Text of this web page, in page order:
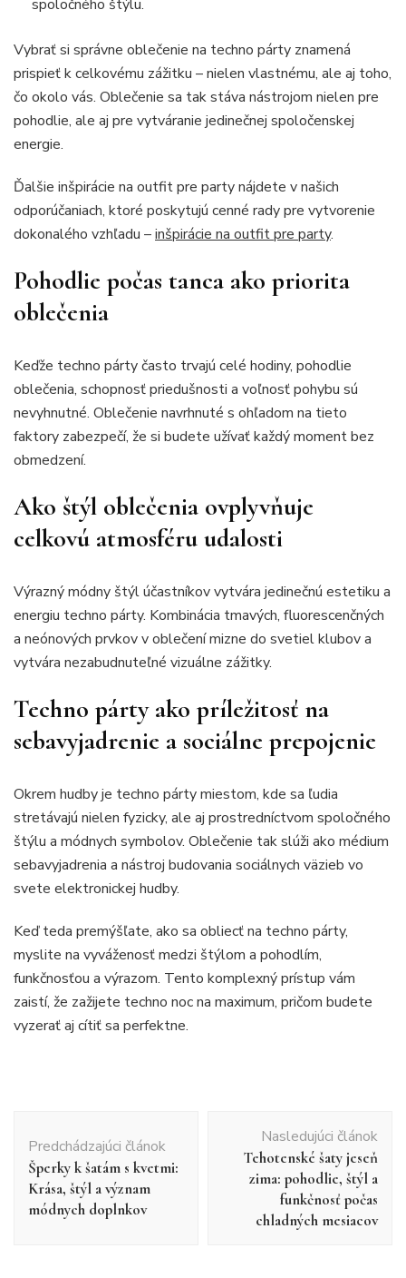
spoločného štýlu.
Vybrať si správne oblečenie na techno párty znamená
prispieť k celkovému zážitku – nielen vlastnému, ale aj toho,
čo okolo vás. Oblečenie sa tak stáva nástrojom nielen pre
pohodlie, ale aj pre vytváranie jedinečnej spoločenskej
energie.
Ďalšie inšpirácie na outfit pre party nájdete v našich
odporúčaniach, ktoré poskytujú cenné rady pre vytvorenie
dokonalého vzhľadu –inšpirácie na outfit pre party.
Pohodlie počas tanca ako priorita
oblečenia
Keďže techno párty často trvajú celé hodiny, pohodlie
oblečenia, schopnosť priedušnosti a voľnosť pohybu sú
nevyhnutné. Oblečenie navrhnuté s ohľadom na tieto
faktory zabezpečí, že si budete užívať každý moment bez
obmedzení.
Ako štýl oblečenia ovplyvňuje
celkovú atmosféru udalosti
Výrazný módny štýl účastníkov vytvára jedinečnú estetiku a
energiu techno párty. Kombinácia tmavých, fluorescenčných
a neónových prvkov v oblečení mizne do svetiel klubov a
vytvára nezabudnuteľné vizuálne zážitky.
Techno párty ako príležitosť na
sebavyjadrenie a sociálne prepojenie
Okrem hudby je techno párty miestom, kde sa ľudia
stretávajú nielen fyzicky, ale aj prostredníctvom spoločného
štýlu a módnych symbolov. Oblečenie tak slúži ako médium
sebavyjadrenia a nástroj budovania sociálnych väzieb vo
svete elektronickej hudby.
Keď teda premýšľate, ako sa obliecť na techno párty,
myslite na vyváženosť medzi štýlom a pohodlím,
funkčnosťou a výrazom. Tento komplexný prístup vám
zaistí, že zažijete techno noc na maximum, pričom budete
vyzerať aj cítiť sa perfektne.
článku
Predchádzajúci článok
Šperky k šatám s kvetmi:
Krása, štýl a význam
módnych doplnkov
Nasledujúci článok
Tehotenské šaty jeseň
zima: pohodlie, štýl a
funkčnosť počas
chladných mesiacov